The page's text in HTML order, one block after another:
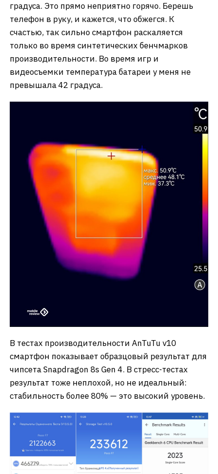
градуса. Это прямо неприятно горячо. Берешь
телефон в руку, и кажется, что обжегся. К
счастью, так сильно смартфон раскаляется
только во время синтетических бенчмарков
производительности. Во время игр и
видеосъемки температура батареи у меня не
превышала 42 градуса.
В тестах производительности AnTuTu v10
смартфон показывает образцовый результат для
чипсета Snapdragon 8s Gen 4. В стресс-тестах
результат тоже неплохой, но не идеальный:
стабильность более 80% — это высокий уровень.